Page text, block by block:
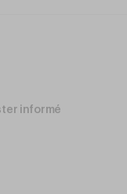
informé